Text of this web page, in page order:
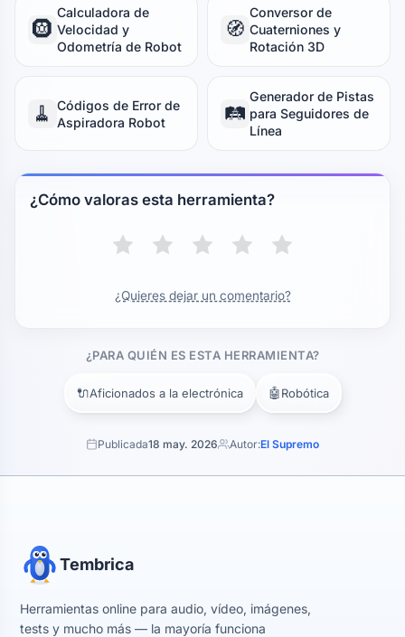
🛞
Calculadora de
Velocidad y
Odometría de Robot
🧭
Conversor de
Cuaterniones y
Rotación 3D
🧹 Códigos de Error de
Aspiradora Robot
🛤️
Generador de Pistas
para Seguidores de
Línea
¿Cómo valoras esta herramienta?
¿Quieres dejar un comentario?
¿PARA QUIÉN ES ESTA HERRAMIENTA?
🔌Aficionados a la electrónica 🤖Robótica
Publicada18 may. 2026 Autor:El Supremo
Tembrica
Herramientas online para audio, vídeo, imágenes,
tests y mucho más — la mayoría funciona